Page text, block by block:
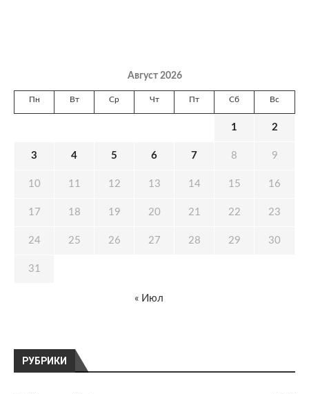
РУБРИКИ
Август 2026
Пн Вт Ср Чт Пт Сб Вс
1 2
3 4 5 6 7 8 9
10 11 12 13 14 15 16
17 18 19 20 21 22 23
24 25 26 27 28 29 30
31
« Июл